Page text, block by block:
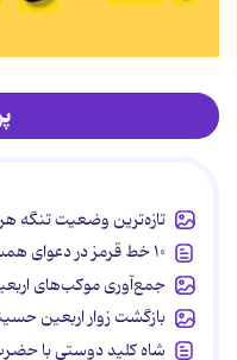
تازه‌ترین وضعیت تنگه
۱۰ خط قرمز در دعوای همسران
جمع‌آوری موکب‌های
بازگشت زوار اربعین
شاه کلید دوستی با